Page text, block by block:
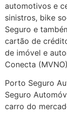
automotivos e
sinistros, bike
Seguro e
cartão de
de imóvel e
Conecta
Porto Seguro
Seguro
carro do